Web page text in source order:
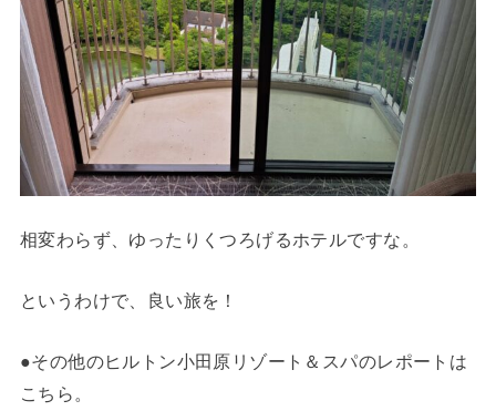
相変わらず、ゆったりくつろげるホテルですな。
というわけで、良い旅を！
●その他のヒルトン小田原リゾート＆スパのレポートは
こちら。